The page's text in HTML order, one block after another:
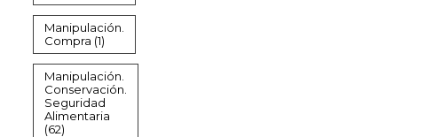
Manipulación.
Compra (1)
Manipulación.
Conservación.
Seguridad
Alimentaria
(62)